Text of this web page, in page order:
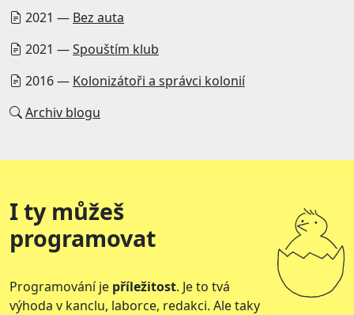
2021 — Bez auta
2021 —Spouštím klub
2016 — Kolonizátoři a správci kolonií
Archiv blogu
I ty můžeš
programovat
Programování je příležitost. Je to tvá
výhoda v kanclu, laborce, redakci. Ale taky